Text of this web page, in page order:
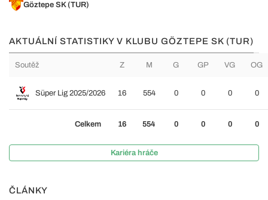
Göztepe SK (TUR)
AKTUÁLNÍ STATISTIKY V KLUBU GÖZTEPE SK (TUR)
Soutěž Z M G GP VG OG
Süper Lig 2025/2026 16 554 0 0 0 0
Celkem 16 554 0 0 0 0
Kariéra hráče
ČLÁNKY